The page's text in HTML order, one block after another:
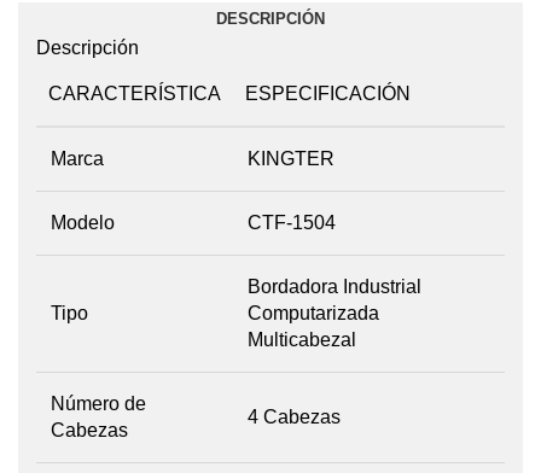
DESCRIPCIÓN
Descripción
CARACTERÍSTICA ESPECIFICACIÓN
Marca KINGTER
Modelo CTF-1504
Tipo
Bordadora Industrial
Computarizada
Multicabezal
Número de
Cabezas
4 Cabezas